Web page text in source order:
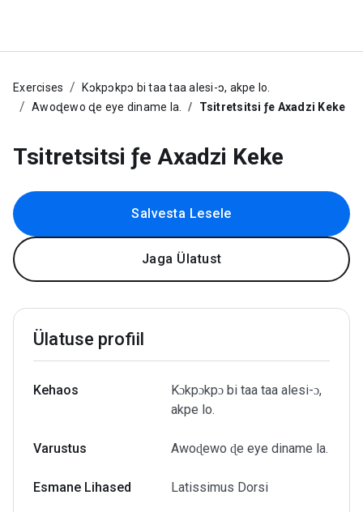
Exercises
Kɔkpɔkpɔ bi taa taa alesi-ɔ, akpe lo.
Awoɖewo ɖe eye diname la.
Tsitretsitsi ƒe Axadzi Keke
Tsitretsitsi ƒe Axadzi Keke
Salvesta Lesele
Jaga Ülatust
Ülatuse profiil
Kehaos
Kɔkpɔkpɔ bi taa taa alesi-ɔ,
akpe lo.
Varustus Awoɖewo ɖe eye diname la.
Esmane Lihased Latissimus Dorsi